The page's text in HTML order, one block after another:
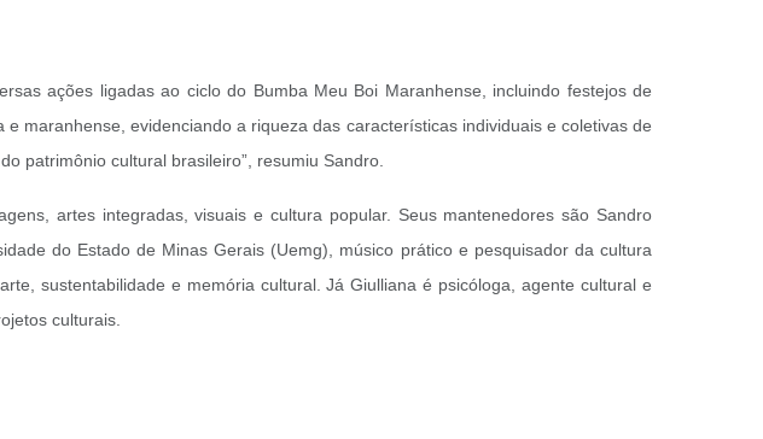
ações ligadas ao ciclo do Bumba Meu Boi Maranhense, incluindo festejos de
maranhense, evidenciando a riqueza das características individuais e coletivas de
patrimônio cultural brasileiro”, resumiu Sandro.
artes integradas, visuais e cultura popular. Seus mantenedores são Sandro
do Estado de Minas Gerais (Uemg), músico prático e pesquisador da cultura
sustentabilidade e memória cultural. Já Giulliana é psicóloga, agente cultural e
culturais.